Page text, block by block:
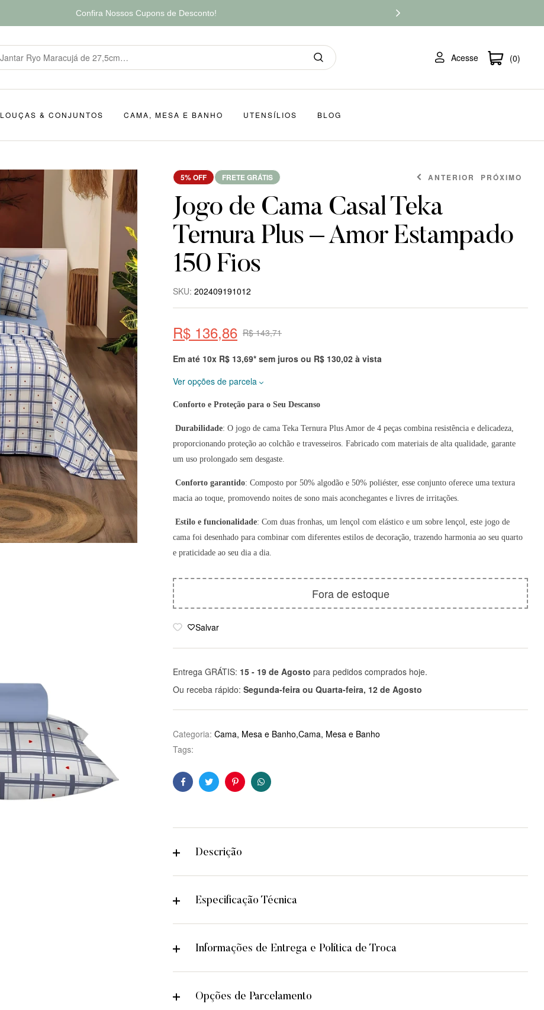
Confira Nossos Cupons de Desconto!
Acesse (0)
LOUÇAS & CONJUNTOS CAMA, MESA E BANHO UTENSÍLIOS BLOG
5% OFF FRETE GRÁTIS ANTERIOR PRÓXIMO
Jogo de Cama Casal Teka
Ternura Plus – Amor Estampado
150 Fios
SKU: 202409191012
R$143,71
R$ 136,86
Em até 10x R$ 13,69* sem juros ou R$ 130,02 à vista
Ver opções de parcela
Prazo
à vista 10% OFF
R$130,02
2x deR$
sem juros
R$136,86
3x deR$
sem juros
R$ 136,86
4x de
sem juros
R$ 136,86
Conforto e Proteção para o Seu Descanso
Durabilidade: O jogo de cama Teka Ternura Plus Amor de 4 peças combina resistência e delicadeza,
proporcionando proteção ao colchão e travesseiros. Fabricado com materiais de alta qualidade, garante
um uso prolongado sem desgaste.
Conforto garantido: Composto por 50% algodão e 50% poliéster, esse conjunto oferece uma textura
macia ao toque, promovendo noites de sono mais aconchegantes e livres de irritações.
Estilo e funcionalidade: Com duas fronhas, um lençol com elástico e um sobre lençol, este jogo de
cama foi desenhado para combinar com diferentes estilos de decoração, trazendo harmonia ao seu quarto
e praticidade ao seu dia a dia.
Fora de estoque
Salvar
Entrega GRÁTIS: 15 - 19 de Agosto para pedidos comprados hoje.
Ou receba rápido: Segunda-feira ou Quarta-feira, 12 de Agosto
Categoria: Cama, Mesa e Banho,Cama, Mesa e Banho
Tags:
FacebookTwitterPinterestWhatsApp
Descrição
Especificação Técnica
Informações de Entrega e Política de Troca
Opções de Parcelamento